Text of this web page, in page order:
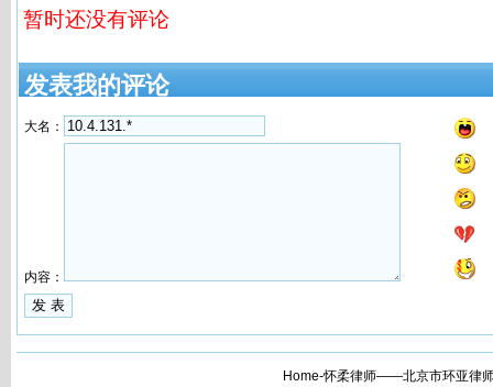
暂时还没有评论
发表我的评论
大名：
内容：
Home-怀柔律师——北京市环亚律